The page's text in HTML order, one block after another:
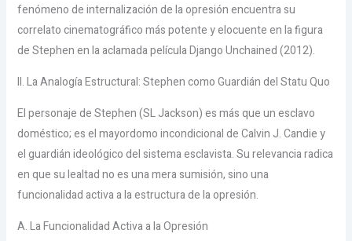
fenómeno de internalización de la opresión encuentra su
correlato cinematográfico más potente y elocuente en la figura
de Stephen en la aclamada película Django Unchained (2012).
II. La Analogía Estructural: Stephen como Guardián del Statu Quo
El personaje de Stephen (SL Jackson) es más que un esclavo
doméstico; es el mayordomo incondicional de Calvin J. Candie y
el guardián ideológico del sistema esclavista. Su relevancia radica
en que su lealtad no es una mera sumisión, sino una
funcionalidad activa a la estructura de la opresión.
A. La Funcionalidad Activa a la Opresión